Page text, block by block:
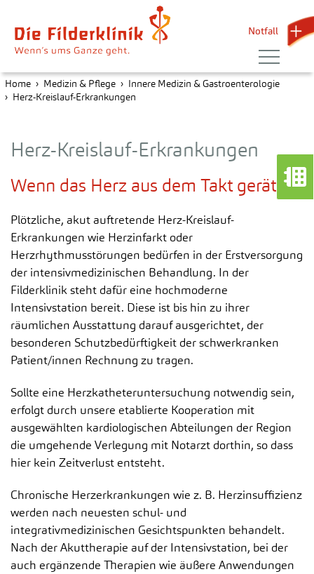
Notfall
Home Medizin & Pflege
Innere Medizin & Gastroenterologie
Herz-Kreislauf-Erkrankungen
Herz-Kreislauf-Erkrankungen
Wenn das Herz aus dem Takt gerät
Plötzliche, akut auftretende Herz-Kreislauf-
Erkrankungen wie Herzinfarkt oder
Herzrhythmusstörungen bedürfen in der Erstversorgung
der intensivmedizinischen Behandlung. In der
Filderklinik steht dafür eine hochmoderne
Intensivstation bereit. Diese ist bis hin zu ihrer
räumlichen Ausstattung darauf ausgerichtet, der
besonderen Schutzbedürftigkeit der schwerkranken
Patient/innen Rechnung zu tragen.
Sollte eine Herzkatheteruntersuchung notwendig sein,
erfolgt durch unsere etablierte Kooperation mit
ausgewählten kardiologischen Abteilungen der Region
die umgehende Verlegung mit Notarzt dorthin, so dass
hier kein Zeitverlust entsteht.
Chronische Herzerkrankungen wie z. B. Herzinsuffizienz
werden nach neuesten schul- und
integrativmedizinischen Gesichtspunkten behandelt.
Nach der Akuttherapie auf der Intensivstation, bei der
auch ergänzende Therapien wie äußere Anwendungen